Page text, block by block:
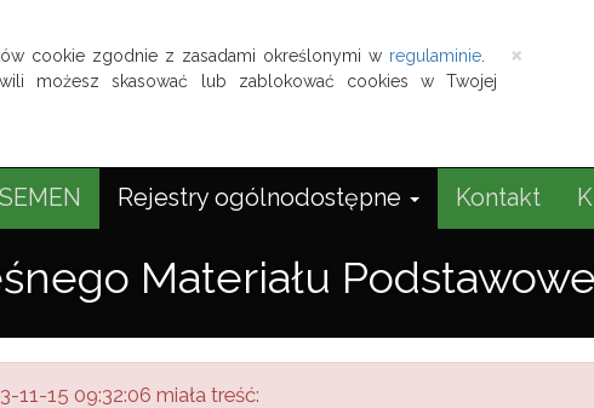
×
cookie zgodnie z zasadami określonymi w regulaminie
możesz skasować lub zablokować cookies w Twojej
SEMEN Rejestry ogólnodostępne Kontakt
Materiału
11-15 09:32:06 miała treść: